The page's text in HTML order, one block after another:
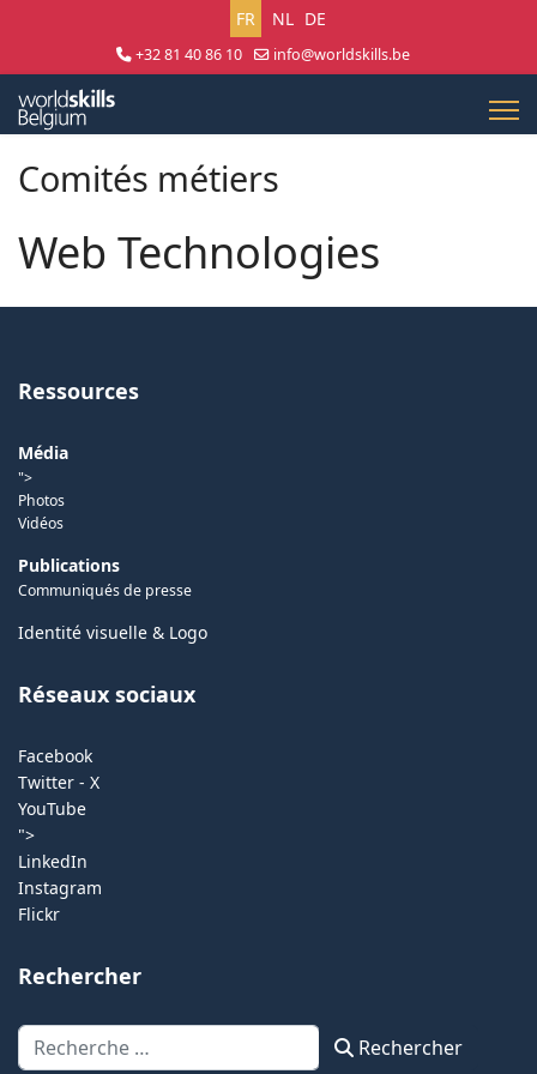
Sélectionnez votre langue
FR NL DE
+32 81 40 86 10
info@worldskills.be
Comités métiers
Web Technologies
Ressources
Média
">
Photos
Vidéos
Publications
Communiqués de presse
Identité visuelle & Logo
Réseaux sociaux
Facebook
Twitter - X
YouTube
">
LinkedIn
Instagram
Flickr
Rechercher
Rechercher Rechercher